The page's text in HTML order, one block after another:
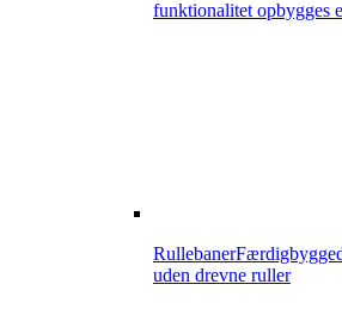
funktionalitet opbygges
Rullebaner
uden drevne ruller